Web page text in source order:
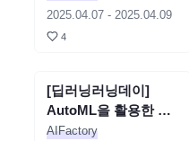
2025.04.07- 2025.04.09
4
세미나
[딥러닝러닝데이]
AutoML을 활용한 모
델 탐색-서호건
AIFactory